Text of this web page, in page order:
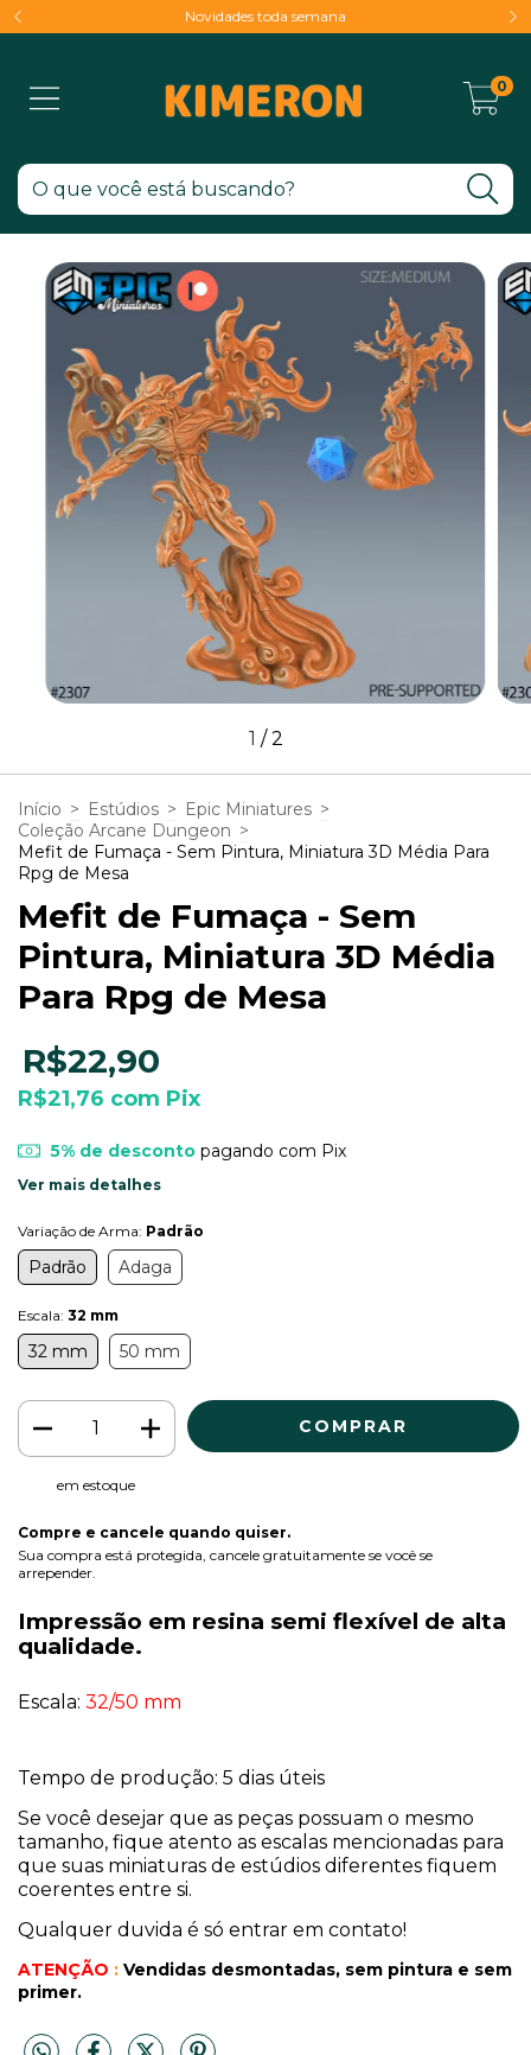
Novidades toda semana
0
1 /2
Início > Estúdios > Epic Miniatures >
Coleção Arcane Dungeon >
Mefit de Fumaça - Sem Pintura, Miniatura 3D Média Para
Rpg de Mesa
Mefit de Fumaça - Sem
Pintura, Miniatura 3D Média
Para Rpg de Mesa
R$22,90
R$21,76 com Pix
5% de descontopagando com Pix
Ver mais detalhes
Variação de Arma: Padrão
Padrão Adaga
Escala: 32 mm
32 mm 50 mm
em estoque
Compre e cancele quando quiser.
Sua compra está protegida, cancele gratuitamente se você se
arrepender.
Impressão em resina semi flexível de alta
qualidade.
Escala: 32/50 mm
Tempo de produção: 5 dias úteis
Se você desejar que as peças possuam o mesmo
tamanho, fique atento as escalas mencionadas para
que suas miniaturas de estúdios diferentes fiquem
coerentes entre si.
Qualquer duvida é só entrar em contato!
ATENÇÃO : Vendidas desmontadas, sem pintura e sem
primer.